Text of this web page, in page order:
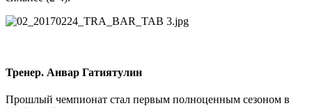
Тренер. Анвар Гатиятулин
Прошлый чемпионат стал первым полноценным сезоном в